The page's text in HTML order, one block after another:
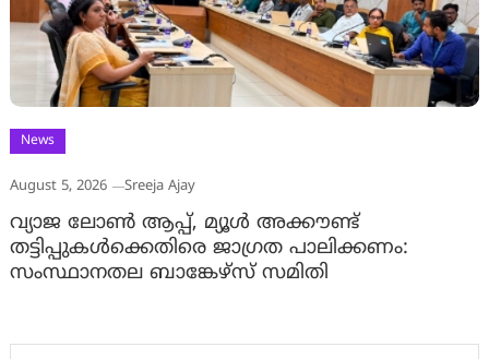
News
August 5, 2026 Sreeja Ajay
വ്യാജ ലോൺ ആപ്പ്, മ്യൂൾ അക്കൗണ്ട്
തട്ടിപ്പുകൾക്കെതിരെ ജാ​ഗ്രത പാലിക്കണം:
സംസ്ഥാനതല ബാങ്കേഴ്സ് സമിതി